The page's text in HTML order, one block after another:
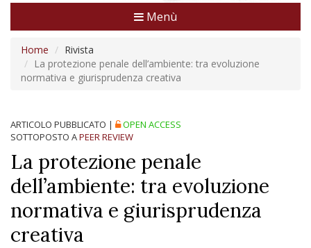
Menù
Home
Rivista
La protezione penale dell’ambiente: tra evoluzione
normativa e giurisprudenza creativa
ARTICOLO PUBBLICATO |
OPEN ACCESS
SOTTOPOSTO APEER REVIEW
La protezione penale
dell’ambiente: tra evoluzione
normativa e giurisprudenza
creativa